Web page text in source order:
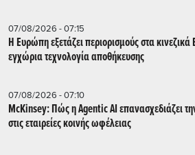
07/08/2026 - 07:15
Η Ευρώπη εξετάζει περιορισμούς στα
εγχώρια τεχνολογία αποθήκευσης
07/08/2026 - 07:10
McKinsey: Πώς η Agentic AI επανασχεδιάζει
στις εταιρείες κοινής ωφέλειας